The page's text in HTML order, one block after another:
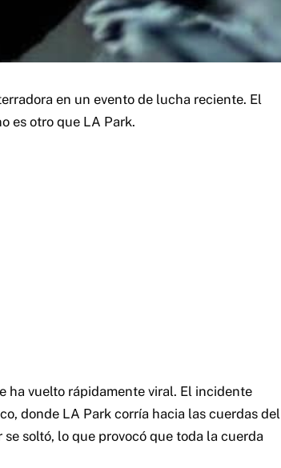
en un evento de lucha reciente. El
es otro que LA Park.
ha vuelto rápidamente viral. El incidente
donde LA Park corría hacia las cuerdas del
soltó, lo que provocó que toda la cuerda